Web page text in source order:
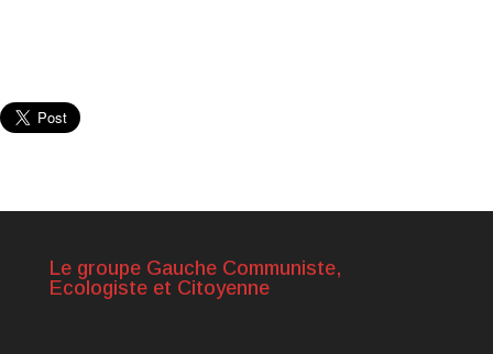
Le groupe Gauche Communiste,
Ecologiste et Citoyenne